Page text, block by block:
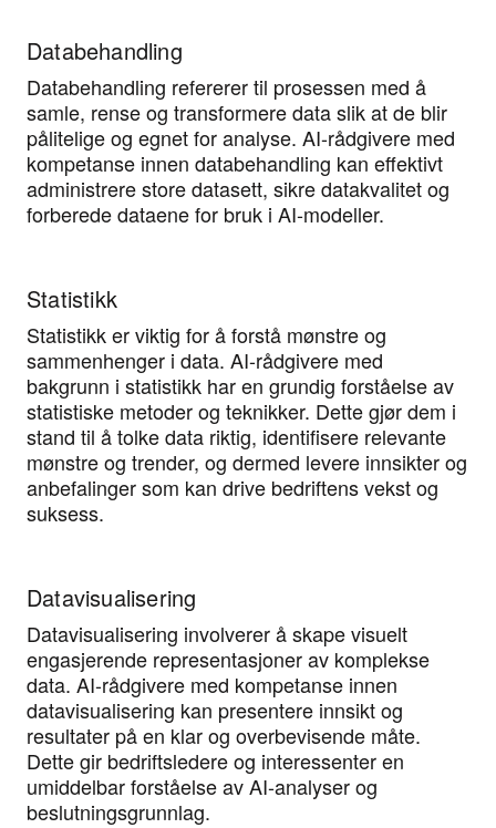
Databehandling
Databehandling refererer til prosessen med å
samle, rense og transformere data slik at de blir
pålitelige og egnet for analyse. AI-rådgivere med
kompetanse innen databehandling kan effektivt
administrere store datasett, sikre datakvalitet og
forberede dataene for bruk i AI-modeller.
Statistikk
Statistikk er viktig for å forstå mønstre og
sammenhenger i data. AI-rådgivere med
bakgrunn i statistikk har en grundig forståelse av
statistiske metoder og teknikker. Dette gjør dem i
stand til å tolke data riktig, identifisere relevante
mønstre og trender, og dermed levere innsikter og
anbefalinger som kan drive bedriftens vekst og
suksess.
Datavisualisering
Datavisualisering involverer å skape visuelt
engasjerende representasjoner av komplekse
data. AI-rådgivere med kompetanse innen
datavisualisering kan presentere innsikt og
resultater på en klar og overbevisende måte.
Dette gir bedriftsledere og interessenter en
umiddelbar forståelse av AI-analyser og
beslutningsgrunnlag.